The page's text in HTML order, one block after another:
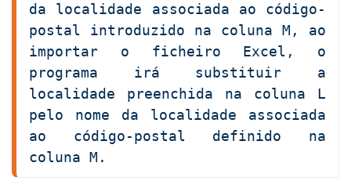
da localidade associada ao código-
postal introduzido na coluna M, ao
importar o ficheiro Excel, o
programa irá substituir a
localidade preenchida na coluna L
pelo nome da localidade associada
ao código-postal definido na
coluna M.